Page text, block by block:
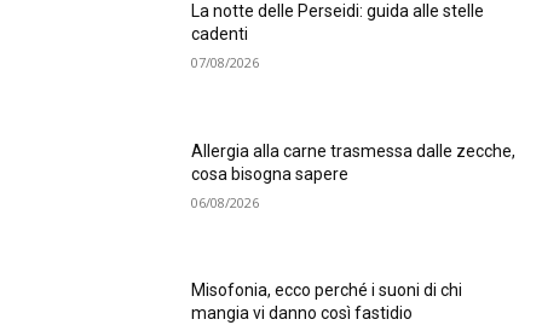
La notte delle Perseidi: guida alle stelle
cadenti
07/08/2026
Allergia alla carne trasmessa dalle zecche,
cosa bisogna sapere
06/08/2026
Misofonia, ecco perché i suoni di chi
mangia vi danno così fastidio